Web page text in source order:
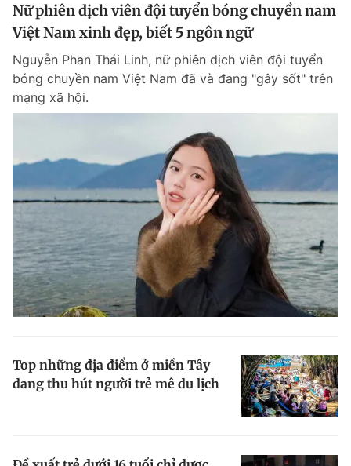
Phó tổng biên tập thường trực: Hải Thành
Phó tổng biên tập: Lâm Hiếu Dũng
Phó tổng biên tập: Trần Việt Hưng
Giấy phép xuất bản số 110/GP - BTTTT cấp ngày 24.3.2020
© 2003-2026 Bản quyền thuộc về Báo Thanh Niên. Cấm sao chép
dưới mọi hình thức nếu không có sự chấp thuận bằng văn bản.
Nữ phiên dịch viên đội tuyển bóng chuyền nam
Việt Nam xinh đẹp, biết 5 ngôn ngữ
Nguyễn Phan Thái Linh, nữ phiên dịch viên đội tuyển
bóng chuyền nam Việt Nam đã và đang "gây sốt" trên
mạng xã hội.
Top những địa điểm ở miền Tây
đang thu hút người trẻ mê du lịch